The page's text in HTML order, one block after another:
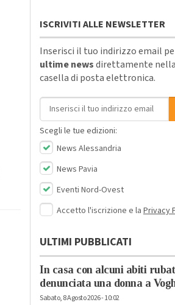
ISCRIVITI ALLE NEWSLETTER
Inserisci il tuo indirizzo email
ultime newsdirettamente
casella di posta elettronica.
Indirizzo email
Scegli le tue edizioni:
News Alessandria
News Pavia
Eventi Nord-Ovest
Accetto l'iscrizione e la Privacy
ULTIMI PUBBLICATI
In casa con alcuni abiti
denunciata una donna a
Sabato, 8 Agosto 2026 - 10:02